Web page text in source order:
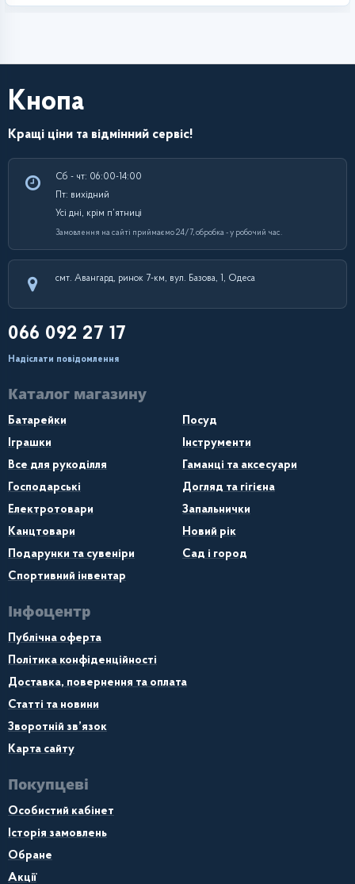
Кнопа
Кращі ціни та відмінний сервіс!
Сб - чт: 06:00-14:00
Пт: вихідний
Усі дні, крім п’ятниці
Замовлення на сайті приймаємо 24/7, обробка - у робочий час.
смт. Авангард, ринок 7-км, вул. Базова, 1, Одеса
066 092 27 17
Надіслати повідомлення
Каталог магазину
Батарейки
Посуд
Іграшки
Інструменти
Все для рукоділля
Гаманці та аксесуари
Господарські
Догляд та гігієна
Електротовари
Запальнички
Канцтовари
Новий рік
Подарунки та сувеніри
Сад і город
Спортивний інвентар
Інфоцентр
Публічна оферта
Політика конфіденційності
Доставка, повернення та оплата
Статті та новини
Зворотній зв’язок
Карта сайту
Покупцеві
Особистий кабінет
Історія замовлень
Обране
Акції